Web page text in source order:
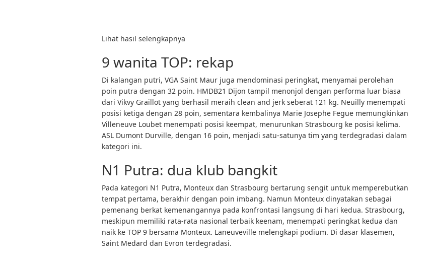
Lihat hasil selengkapnya
9 wanita TOP: rekap
Di kalangan putri, VGA Saint Maur juga mendominasi peringkat, menyamai perolehan
poin putra dengan 32 poin. HMDB21 Dijon tampil menonjol dengan performa luar biasa
dari Vikvy Graillot yang berhasil meraih clean and jerk seberat 121 kg. Neuilly menempati
posisi ketiga dengan 28 poin, sementara kembalinya Marie Josephe Fegue memungkinkan
Villeneuve Loubet menempati posisi keempat, menurunkan Strasbourg ke posisi kelima.
ASL Dumont Durville, dengan 16 poin, menjadi satu-satunya tim yang terdegradasi dalam
kategori ini.
N1 Putra: dua klub bangkit
Pada kategori N1 Putra, Monteux dan Strasbourg bertarung sengit untuk memperebutkan
tempat pertama, berakhir dengan poin imbang. Namun Monteux dinyatakan sebagai
pemenang berkat kemenangannya pada konfrontasi langsung di hari kedua. Strasbourg,
meskipun memiliki rata-rata nasional terbaik keenam, menempati peringkat kedua dan
naik ke TOP 9 bersama Monteux. Laneuveville melengkapi podium. Di dasar klasemen,
Saint Medard dan Evron terdegradasi.